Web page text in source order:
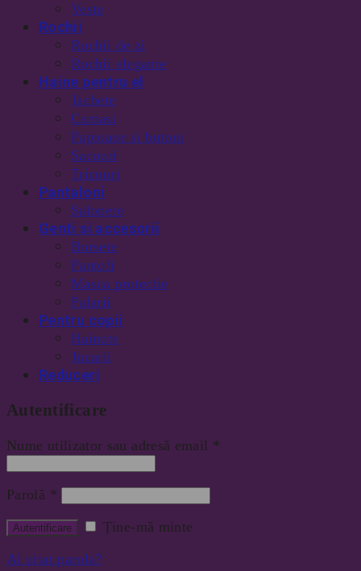
Veste
Rochii
Rochii de zi
Rochii elegante
Haine pentru el
Jachete
Camasi
Papioane si butoni
Sacouri
Tricouri
Pantaloni
Salopete
Genti si accesorii
Borsete
Pantofi
Masca protectie
Palarii
Pentru copii
Hainute
Jucarii
Reduceri
Autentificare
Nume utilizator sau adresă email *
Parolă *
Ține-mă minte
Ai uitat parola?